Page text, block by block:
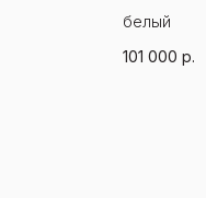
белый
101 000 р.